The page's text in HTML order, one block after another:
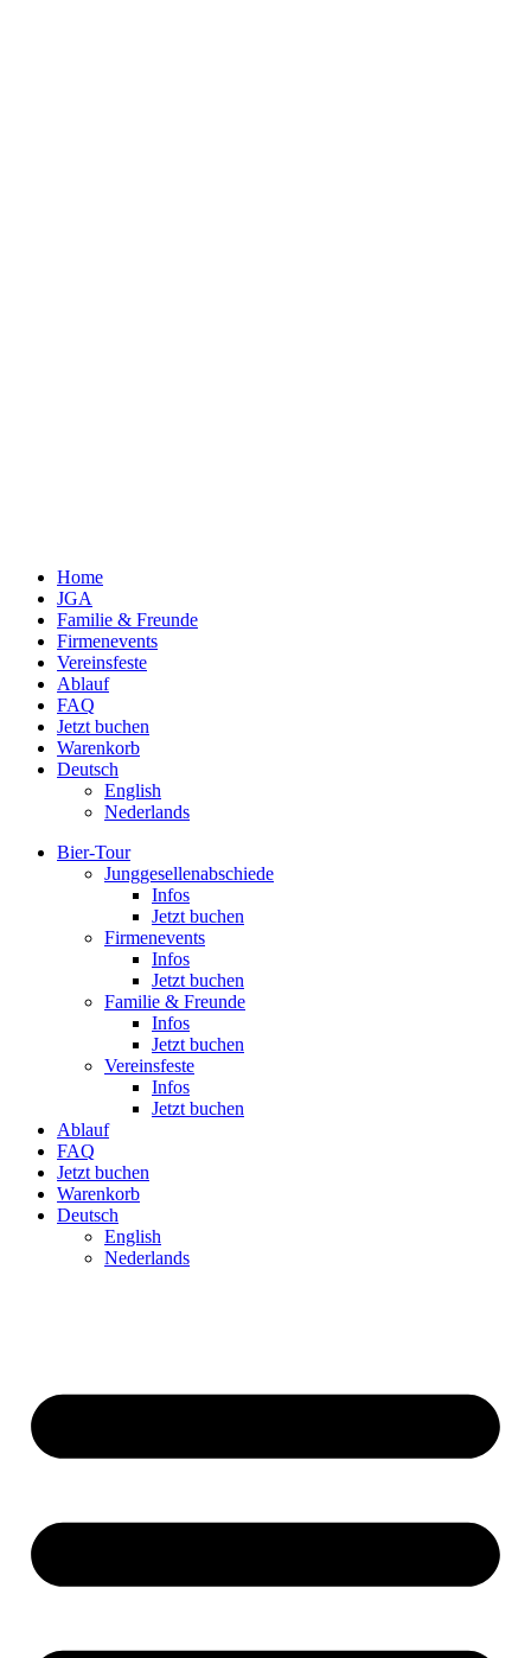
Home
JGA
Familie & Freunde
Fir­men­events
Ver­eins­feste
Ablauf
FAQ
Jetzt buchen
Warenkorb
Deutsch
English
Neder­lands
Bier-Tour
Jung­ge­sel­len­ab­schiede
Infos
Jetzt buchen
Fir­men­events
Infos
Jetzt buchen
Familie & Freunde
Infos
Jetzt buchen
Ver­eins­feste
Infos
Jetzt buchen
Ablauf
FAQ
Jetzt buchen
Warenkorb
Deutsch
English
Neder­lands